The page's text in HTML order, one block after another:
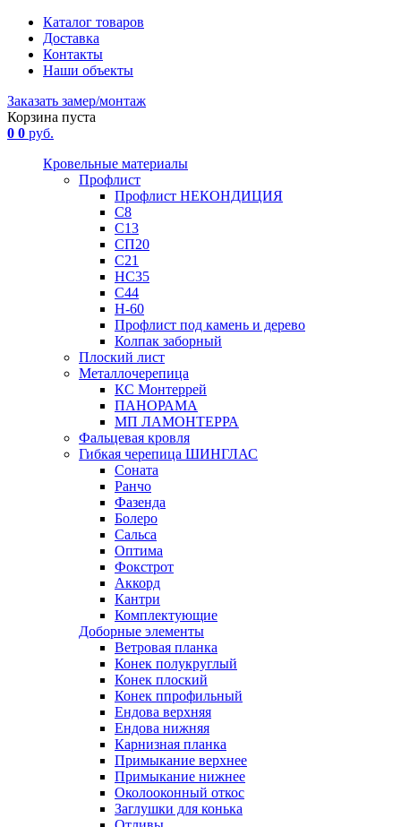
Каталог товаров
Доставка
Контакты
Наши объекты
Заказать замер/монтаж
Корзина пуста
0 0 руб.
Кровельные материалы
Профлист
Профлист НЕКОНДИЦИЯ
С8
С13
СП20
С21
НС35
С44
Н-60
Профлист под камень и дерево
Колпак заборный
Плоский лист
Металлочерепица
КС Монтеррей
ПАНОРАМА
МП ЛАМОНТЕРРА
Фальцевая кровля
Гибкая черепица ШИНГЛАС
Соната
Ранчо
Фазенда
Болеро
Сальса
Оптима
Фокстрот
Аккорд
Кантри
Комплектующие
Доборные элементы
Ветровая планка
Конек полукруглый
Конек плоский
Конек ппрофильный
Ендова верхняя
Ендова нижняя
Карнизная планка
Примыкание верхнее
Примыкание нижнее
Околооконный откос
Заглушки для конька